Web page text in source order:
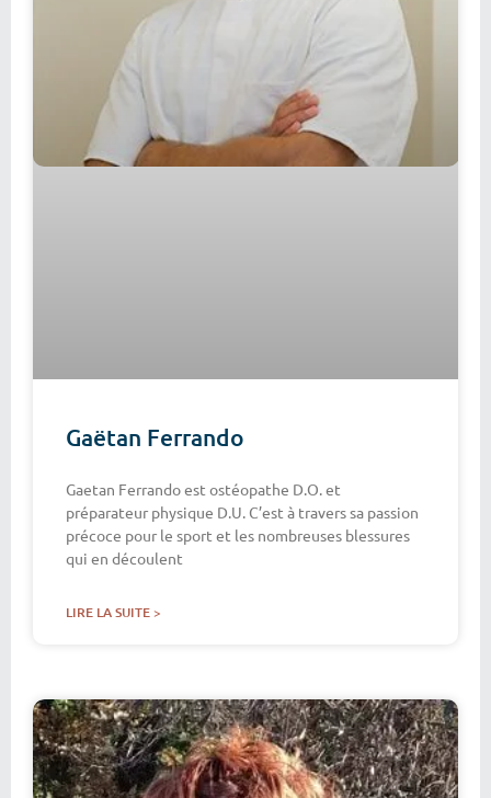
Gaëtan Ferrando
Gaetan Ferrando est ostéopathe D.O. et
préparateur physique D.U. C’est à travers sa passion
précoce pour le sport et les nombreuses blessures
qui en découlent
LIRE LA SUITE >